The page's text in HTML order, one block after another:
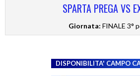
SPARTA PREGA VS
Giornata: FINALE 3°
DISPONIBILITA' CAMPO